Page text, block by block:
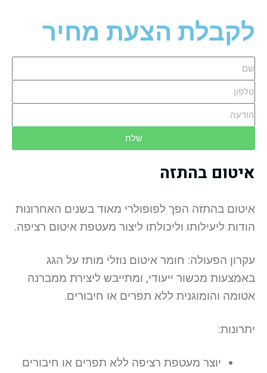
לקבלת הצעת מחיר
שלח
איטום בהתזה
איטום בהתזה הפך לפופולרי מאוד בשנים האחרונות
הודות ליעילותו וליכולתו ליצור מעטפת איטום רציפה.
עקרון הפעולה: חומר איטום נוזלי מותז על הגג
באמצעות מכשור ייעודי, ומתייבש ליצירת ממברנה
אטומה והומוגנית ללא תפרים או חיבורים.
יתרונות:
יוצר מעטפת רציפה ללא תפרים או חיבורים